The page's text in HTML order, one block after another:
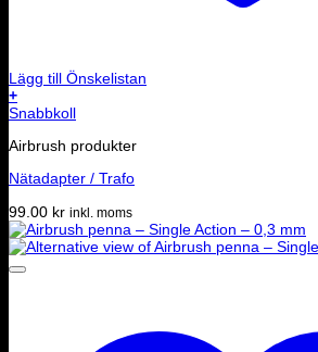
Lägg till Önskelistan
+
Snabbkoll
Airbrush produkter
Nätadapter / Trafo
99.00 kr inkl. moms